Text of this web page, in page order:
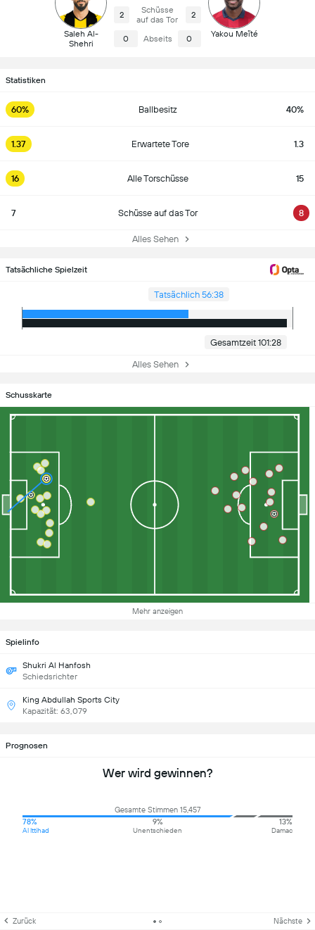
Saleh Al-
Shehri
2
Schüsse
auf das Tor
2
0 Abseits 0 Yakou Meïté
Statistiken
60% Ballbesitz 40%
1.37 Erwartete Tore 1.3
16 Alle Torschüsse 15
7 Schüsse auf das Tor 8
Alles Sehen
Tatsächliche Spielzeit
Tatsächlich 56:38
Gesamtzeit 101:28
Alles Sehen
Schusskarte
Mehr anzeigen
Spielinfo
Shukri Al Hanfosh
Schiedsrichter
King Abdullah Sports City
Kapazität: 63,079
Prognosen
Wer wird gewinnen?
Gesamte Stimmen 15,457
78%
Al Ittihad
9%
Unentschieden
13%
Damac
Zurück Nächste